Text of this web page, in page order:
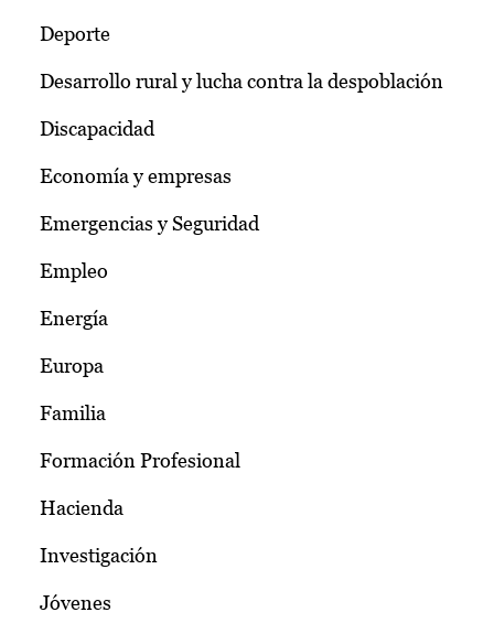
Deporte
Desarrollo rural y lucha contra la despoblación
Discapacidad
Economía y empresas
Emergencias y Seguridad
Empleo
Energía
Europa
Familia
Formación Profesional
Hacienda
Investigación
Jóvenes